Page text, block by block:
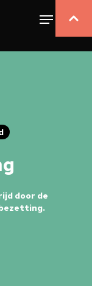
door de